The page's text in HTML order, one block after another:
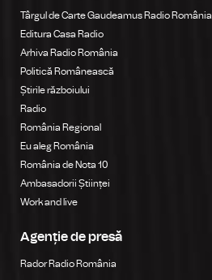
Târgul de Carte Gaudeamus Radio România
Editura Casa Radio
Arhiva Radio România
Politică Românească
Știrile războiului
Radio
România Regional
Eu aleg România
România de Nota 10
Ambasadorii Științei
Work and live
Agenție de presă
Rador Radio România